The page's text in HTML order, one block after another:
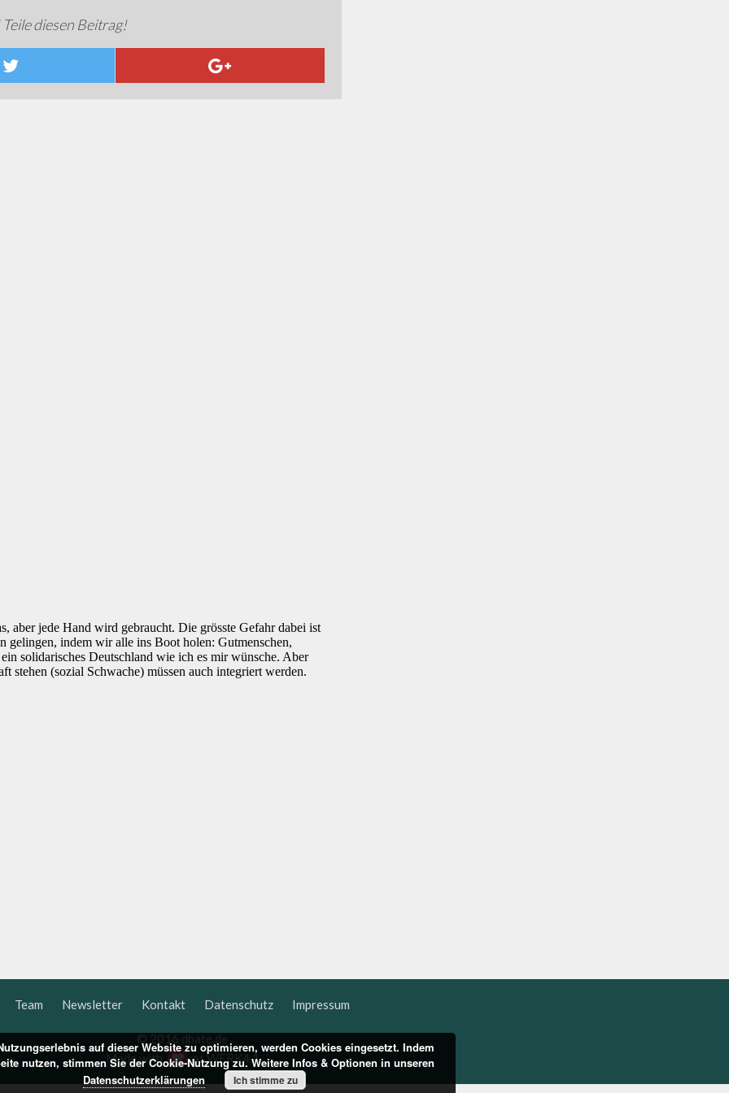
diesen Beitrag!
Team Newsletter Kontakt Datenschutz Impressum
© 2016 dbate.de
Made with
atWERK4.1
auf dieser Website zu optimieren, werden Cookies eingesetzt. Indem
nutzen, stimmen Sie der Cookie-Nutzung zu. Weitere Infos & Optionen in unseren
Datenschutzerklärungen
Ich stimme zu